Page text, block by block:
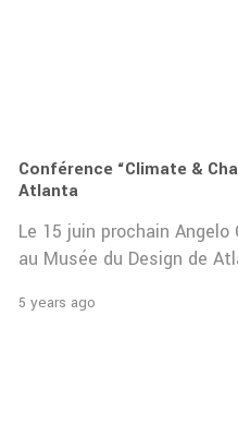
Conférence “Climate &
Atlanta
Le 15 juin prochain
au Musée du Design de
5 years ago